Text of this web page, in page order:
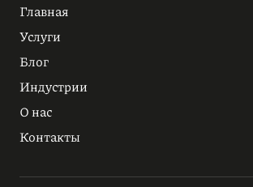
Главная
Услуги
Блог
Индустрии
О нас
Контакты